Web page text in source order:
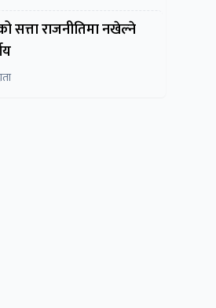
सत्ता राजनीतिमा नखेल्ने